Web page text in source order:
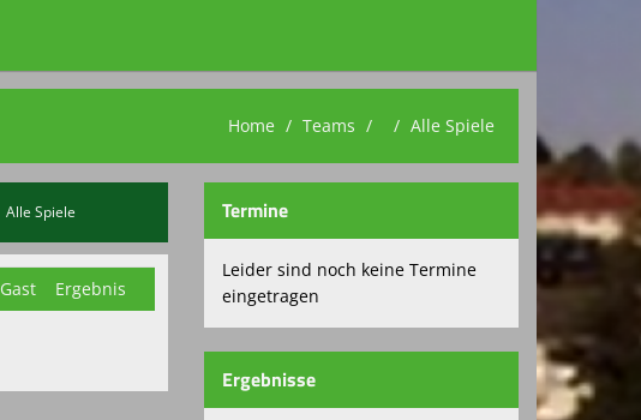
Home Teams Alle Spiele
Alle Spiele
Gast
Ergebnis
Termine
Leider sind noch keine Termine
eingetragen
Ergebnisse